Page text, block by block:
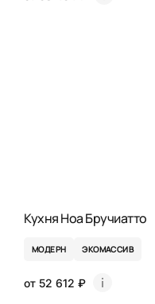
Кухня Ноа Бручиатто
МОДЕРН ЭКОМАССИВ
от 52 612 ₽